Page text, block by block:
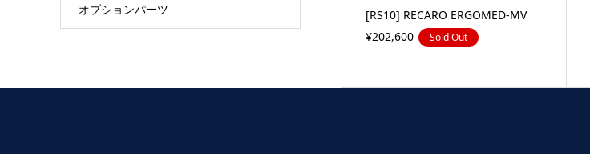
[RS10] RECARO ERGOMED-MV
¥202,600
Sold Out
オブションパーツ